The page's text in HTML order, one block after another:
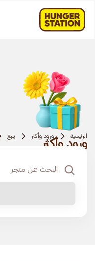
الرئيسية ورود وأكثر ينبع
ورود وأكثر